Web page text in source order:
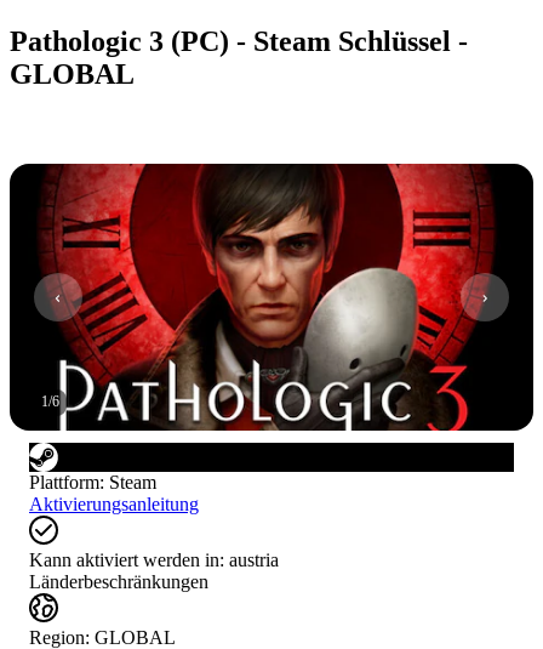
Pathologic 3 (PC) - Steam Schlüssel -
GLOBAL
1/6
Plattform: Steam
Aktivierungsanleitung
Kann aktiviert werden in: austria
Länderbeschränkungen
Region: GLOBAL